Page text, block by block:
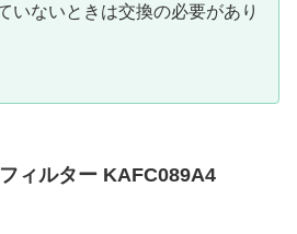
いないときは交換の必要があり
ィルター KAFC089A4